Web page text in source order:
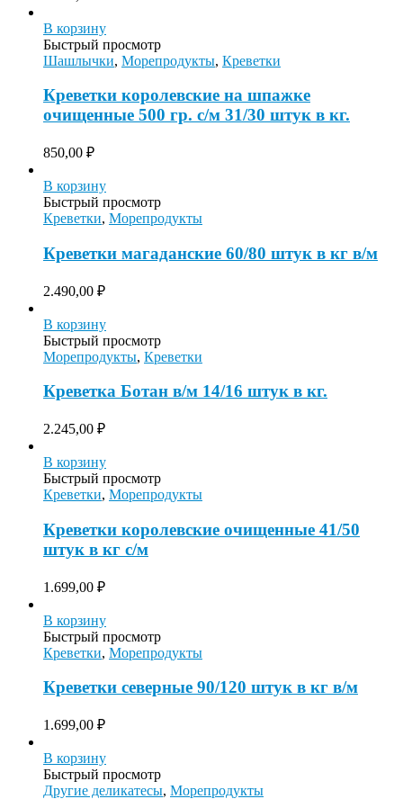
В корзину
Быстрый просмотр
Шашлычки, Морепродукты, Креветки
Креветки королевские на шпажке
очищенные 500 гр. с/м 31/30 штук в кг.
850,00 ₽
В корзину
Быстрый просмотр
Креветки, Морепродукты
Креветки магаданские 60/80 штук в кг в/м
2.490,00 ₽
В корзину
Быстрый просмотр
Морепродукты, Креветки
Креветка Ботан в/м 14/16 штук в кг.
2.245,00 ₽
В корзину
Быстрый просмотр
Креветки, Морепродукты
Креветки королевские очищенные 41/50
штук в кг с/м
1.699,00 ₽
В корзину
Быстрый просмотр
Креветки, Морепродукты
Креветки северные 90/120 штук в кг в/м
1.699,00 ₽
В корзину
Быстрый просмотр
Другие деликатесы, Морепродукты